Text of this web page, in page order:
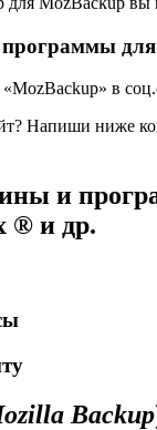
в
Напиши ниже
и
® и др.
Backup